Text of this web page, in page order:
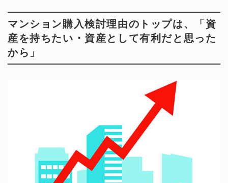
マンション購入検討理由のトップは、「資
産を持ちたい・資産として有利だと思った
から」